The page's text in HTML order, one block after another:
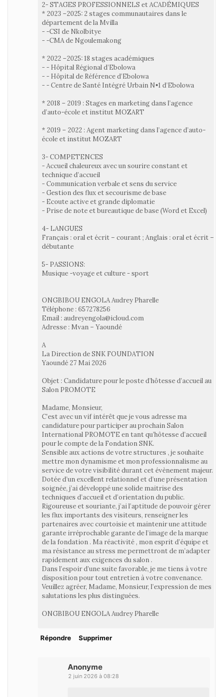
2- STAGES PROFESSIONNELS et ACADÉMIQUES
* 2023 –2025: 2 stages communautaires dans le
département de la Mvilla
- -CSI de Nkolbitye
- -CMA de Ngoulemakong
* 2022 –2025: 18 stages académiques
- - Hôpital Régional d’Ebolowa
- - Hôpital de Référence d’Ebolowa
- - Centre de Santé Intégré Urbain N•1 d’Ebolowa
* 2018 – 2019 : Stages en marketing dans l’agence
d’auto-école et institut MOZART
* 2019 – 2022 : Agent marketing dans l’agence d’auto-
école et institut MOZART
3- COMPETENCES
- Accueil chaleureux avec un sourire constant et
technique d’accueil
- Communication verbale et sens du service
- Gestion des flux et secourisme de base
- Ecoute active et grande diplomatie
- Prise de note et bureautique de base (Word et Excel)
4- LANGUES
Français : oral et écrit – courant ; Anglais : oral et écrit –
débutante
5- PASSIONS:
Musique -voyage et culture - sport
ONGBIBOU ENGOLA Audrey Pharelle
Téléphone : 657278256
Email : audreyengola@icloud.com
Adresse : Mvan – Yaoundé
A
La Direction de SNK FOUNDATION
Yaoundé 27 Mai 2026
Objet : Candidature pour le poste d’hôtesse d’accueil au
Salon PROMOTE
Madame, Monsieur,
C’est avec un vif intérêt que je vous adresse ma
candidature pour participer au prochain Salon
International PROMOTE en tant qu’hôtesse d’accueil
pour le compte de la Fondation SNK.
Sensible aux actions de votre structures , je souhaite
mettre mon dynamisme et mon professionnalisme au
service de votre visibilité durant cet évènement majeur.
Dotée d’un excellent relationnel et d’une présentation
soignée, j’ai développé une solide maitrise des
techniques d’accueil et d’orientation du public.
Rigoureuse et souriante, j’ai l’aptitude de pouvoir gérer
les flux importants des visiteurs, renseigner les
partenaires avec courtoisie et maintenir une attitude
garante irréprochable garante de l’image de la marque
de la fondation . Ma réactivité , mon esprit d’équipe et
ma résistance au stress me permettront de m’adapter
rapidement aux exigences du salon .
Dans l’espoir d’une suite favorable, je me tiens à votre
disposition pour tout entretien à votre convenance.
Veuillez agréer, Madame, Monsieur, l’expression de mes
salutations les plus distinguées.
ONGBIBOU ENGOLA Audrey Pharelle
Répondre Supprimer
Anonyme
2 juin 2026 à 08:28